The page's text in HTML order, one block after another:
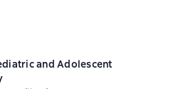
and Adolescent